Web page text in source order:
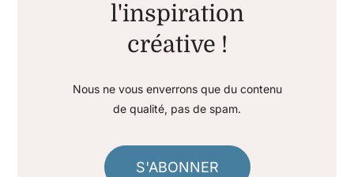
l'inspiration
créative !
Nous ne vous enverrons que du contenu
de qualité, pas de spam.
S'ABONNER